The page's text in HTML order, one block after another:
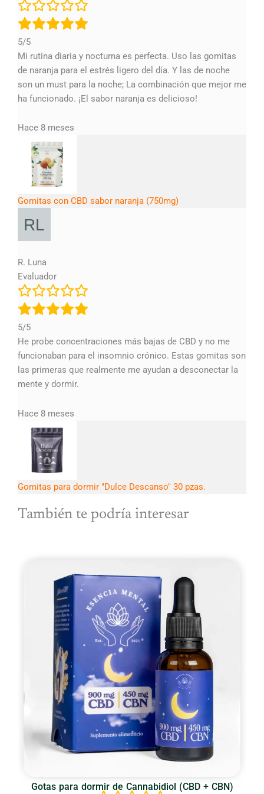
5/5
Mi rutina diaria y nocturna es perfecta. Uso las gomitas
de naranja para el estrés ligero del día. Y las de noche
son un must para la noche; La combinación que mejor me
ha funcionado. ¡El sabor naranja es delicioso!
Hace 8 meses
Gomitas con CBD sabor naranja (750mg)
R. Luna
Evaluador
5/5
He probe concentraciones más bajas de CBD y no me
funcionaban para el insomnio crónico. Estas gomitas son
las primeras que realmente me ayudan a desconectar la
mente y dormir.
Hace 8 meses
Gomitas para dormir "Dulce Descanso" 30 pzas.
También te podría interesar
Gotas para dormir de Cannabidiol (CBD + CBN)